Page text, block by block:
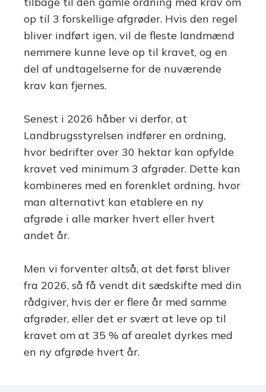
op til 3 forskellige afgrøder. Hvis den regel
bliver indført igen, vil de fleste landmænd
nemmere kunne leve op til kravet, og en
del af undtagelserne for de nuværende
krav kan fjernes.
Senest i 2026 håber vi derfor, at
Landbrugsstyrelsen indfører en ordning,
hvor bedrifter over 30 hektar kan opfylde
kravet ved minimum 3 afgrøder. Dette kan
kombineres med en forenklet ordning, hvor
man alternativt kan etablere en ny
afgrøde i alle marker hvert eller hvert
andet år.
Men vi forventer altså, at det først bliver
fra 2026, så få vendt dit sædskifte med din
rådgiver, hvis der er flere år med samme
afgrøder, eller det er svært at leve op til
kravet om at 35 % af arealet dyrkes med
en ny afgrøde hvert år.